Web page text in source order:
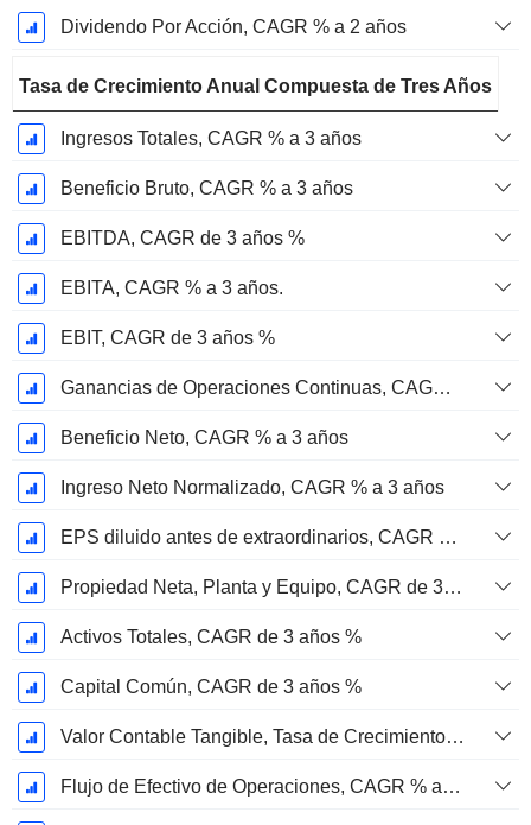
Dividendo Por Acción, CAGR % a 2 años
Tasa de Crecimiento Anual Compuesta de Tres Años
Ingresos Totales, CAGR % a 3 años
Beneficio Bruto, CAGR % a 3 años
EBITDA, CAGR de 3 años %
EBITA, CAGR % a 3 años.
EBIT, CAGR de 3 años %
Ganancias de Operaciones Continuas, CAGR de 3 Años %
Beneficio Neto, CAGR % a 3 años
Ingreso Neto Normalizado, CAGR % a 3 años
EPS diluido antes de extraordinarios, CAGR de 3 años %
Propiedad Neta, Planta y Equipo, CAGR de 3 Años %
Activos Totales, CAGR de 3 años %
Capital Común, CAGR de 3 años %
Valor Contable Tangible, Tasa de Crecimiento Anual Compuesta de 3 Años %
Flujo de Efectivo de Operaciones, CAGR % a 3 años